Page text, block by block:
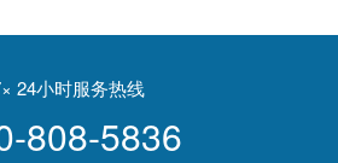
24小时服务热线
808-5836